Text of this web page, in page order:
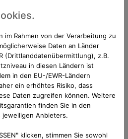
abrechnen, wie viele
der Schließung ausgefallen
ein entsprechender
zustehen wird. Wir
Zeit, spätestens Anfang
zustehenden
informieren.
Abos uns nach dieser
ob er/sie
zurück überwiesen haben
im Rahmen von der Verarbeitung zu
Daten an Länder
(Drittlanddatenübermittlung), z.B.
in diesen Ländern ist
in den EU-/EWR-Ländern
ein erhöhtes Risiko, dass
Daten zugreifen können. Weitere
finden Sie in den
Anbieters.
klicken, stimmen Sie sowohl